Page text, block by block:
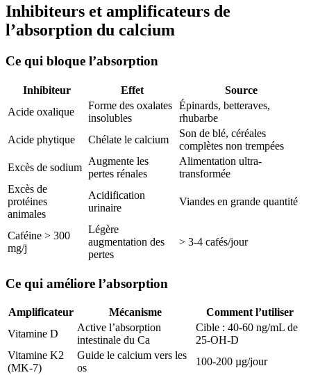
Inhibiteurs et amplificateurs de
l’absorption du calcium
Ce qui bloque l’absorption
Inhibiteur Effet
Source
Acide oxalique
Forme des oxalates
insolubles
Épinards, betteraves,
rhubarbe
Acide phytique
Chélate le calcium
Son de blé, céréales
complètes non trempées
Excès de sodium
Augmente les
pertes rénales
Alimentation ultra-
transformée
Excès de
protéines
animales
Acidification
urinaire
Viandes en grande quantité
Caféine > 300
mg/j
Légère
augmentation des
pertes
> 3-4 cafés/jour
Ce qui améliore l’absorption
Amplificateur Mécanisme
Comment l’utiliser
Vitamine D
Active l’absorption
intestinale du Ca
Cible : 40-60 ng/mL de
25-OH-D
Vitamine K2
(MK-7)
Guide le calcium vers les
os
100-200 µg/jour